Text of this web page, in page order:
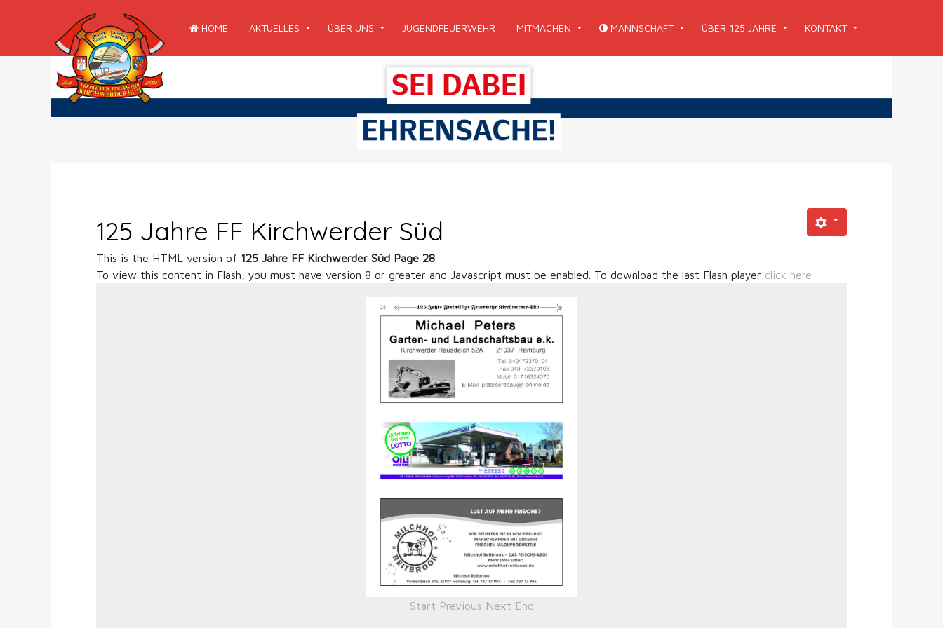
HOME AKTUELLES ÜBER UNS JUGENDFEUERWEHR MITMACHEN MANNSCHAFT ÜBER 125 JAHRE KONTAKT
125 Jahre FF Kirchwerder Süd
This is the HTML version of 125 Jahre FF Kirchwerder Süd Page 28
To view this content in Flash, you must have version 8 or greater and Javascript must be enabled. To download the last Flash player click here
Start Previous Next End